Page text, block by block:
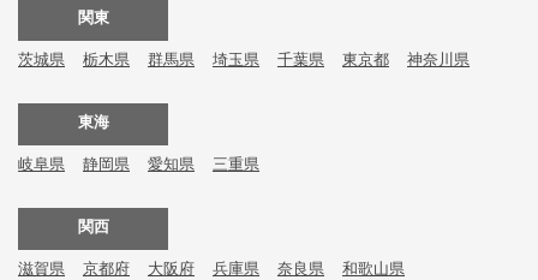
関東
茨城県 栃木県 群馬県 埼玉県 千葉県 東京都 神奈川県
東海
岐阜県 静岡県 愛知県 三重県
関西
滋賀県 京都府 大阪府 兵庫県 奈良県 和歌山県